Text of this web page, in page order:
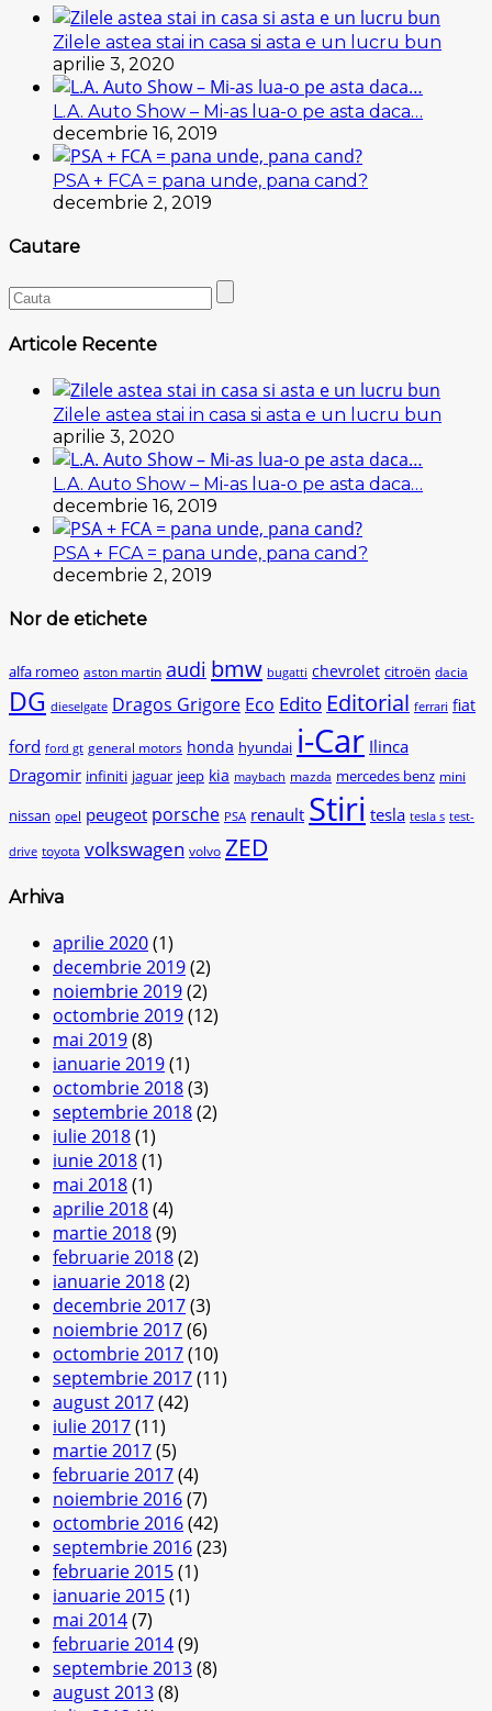
Zilele astea stai in casa si asta e un lucru bun
aprilie 3, 2020
L.A. Auto Show – Mi-as lua-o pe asta daca…
decembrie 16, 2019
PSA + FCA = pana unde, pana cand?
decembrie 2, 2019
Cautare
Articole Recente
Zilele astea stai in casa si asta e un lucru bun
aprilie 3, 2020
L.A. Auto Show – Mi-as lua-o pe asta daca…
decembrie 16, 2019
PSA + FCA = pana unde, pana cand?
decembrie 2, 2019
Nor de etichete
alfa romeo aston martin audi bmw bugatti chevrolet citroën dacia
DG dieselgate Dragos Grigore Eco Edito Editorial ferrari fiat
ford ford gt general motors honda hyundai i-Car Ilinca
Dragomir infiniti jaguar jeep kia maybach mazda mercedes benz mini
nissan opel peugeot porsche PSA renault Stiri tesla tesla s test-
drive toyota volkswagen volvo ZED
Arhiva
aprilie 2020(1)
decembrie 2019(2)
noiembrie 2019(2)
octombrie 2019(12)
mai 2019(8)
ianuarie 2019(1)
octombrie 2018(3)
septembrie 2018(2)
iulie 2018(1)
iunie 2018(1)
mai 2018(1)
aprilie 2018(4)
martie 2018(9)
februarie 2018(2)
ianuarie 2018(2)
decembrie 2017(3)
noiembrie 2017(6)
octombrie 2017(10)
septembrie 2017(11)
august 2017(42)
iulie 2017(11)
martie 2017(5)
februarie 2017(4)
noiembrie 2016(7)
octombrie 2016(42)
septembrie 2016(23)
februarie 2015(1)
ianuarie 2015(1)
mai 2014(7)
februarie 2014(9)
septembrie 2013(8)
august 2013(8)